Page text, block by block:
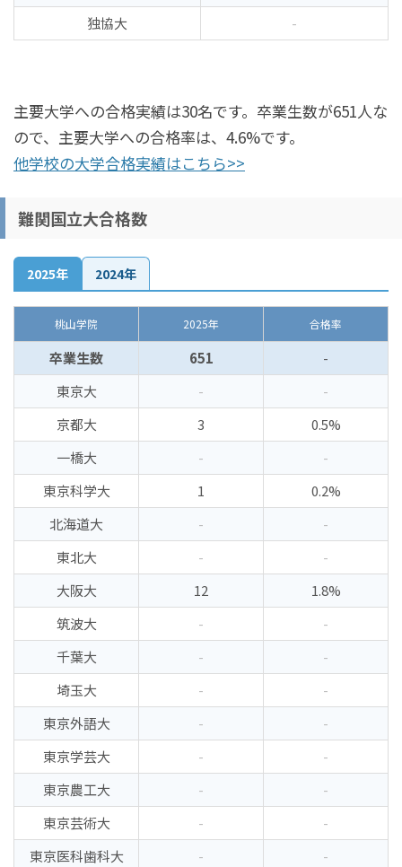
独協大
-
主要大学への合格実績は30名です。卒業生数が651人な
ので、主要大学への合格率は、4.6%です。
他学校の大学合格実績はこちら>>
難関国立大合格数
2025年 2024年
桃山学院 2025年 合格率
卒業生数 651
-
東京大
-
-
京都大
3
0.5%
一橋大
-
-
東京科学大
1
0.2%
北海道大
-
-
東北大
-
-
大阪大
12
1.8%
筑波大
-
-
千葉大
-
-
埼玉大
-
-
東京外語大
-
-
東京学芸大
-
-
東京農工大
-
-
東京芸術大
-
-
東京医科歯科大
-
-